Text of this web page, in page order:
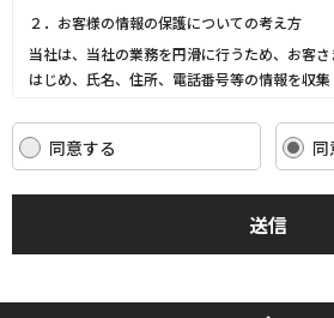
２．お客様の情報の保護についての考え方
当社は、当社の業務を円滑に行うため、お客
はじめ、氏名、住所、電話番号等の情報を収
当社は、これらのお客さまの個人情報（以下
す。）の適正な保護を重大な責務と認識し、こ
法令を遵守し、適切に取り扱います。また、適
す。
ます。また、取引先等に対しても適切にお客
同意する 同
送信